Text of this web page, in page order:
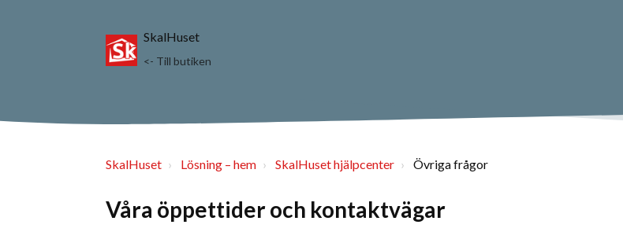
SkalHuset
<- Till butiken
SkalHuset Lösning – hem SkalHuset hjälpcenter Övriga frågor
Våra öppettider och kontaktvägar